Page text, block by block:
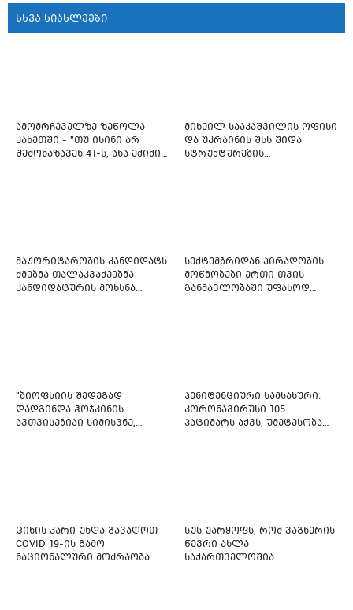
სხვა სიახლეები
ამომრჩეველზე ზეწოლა
კახეთში - "თუ ისინი არ
შემოხაზავენ 41-ს, ანა ექიმის
მიხეილ სააკაშვილის ოფისი
და უკრაინის შსს შიდა
სტრუქტურების
მაჟორიტარობის კანდიდატს
ძმებმა თალაკვაძეებმა
კანდიდატურის მოხსნა
სექტემბრიდან პირადობის
მოწმობები ერთი თვის
განმავლობაში უფასოდ
"ბიოფსიის შედეგად
დადგინდა ჰოჯკინის
ავთვისებიაი სიმისვნე,
პენიტენციური სამსახური:
კორონავირუსი 105
პატიმარს აქვს, უმეტესობა
ციხის კარი უნდა გავაღოთ -
COVID 19-ის გამო
ნაციონალური მოძრაობა
სუს უარყოფს, რომ ვაგნერის
წევრი ახლა
საქართველოშია